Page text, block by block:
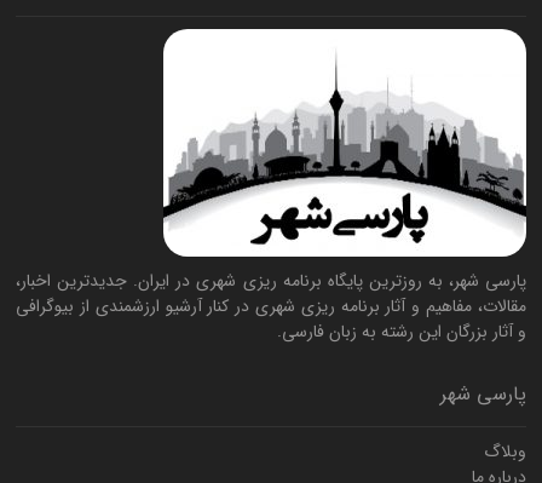
پارسی شهر، به روزترین پایگاه برنامه ریزی شهری در ایران. جدیدترین اخبار،
مقالات، مفاهیم و آثار برنامه ریزی شهری در کنار آرشیو ارزشمندی از بیوگرافی
و آثار بزرگان این رشته به زبان فارسی.
پارسی شهر
وبلاگ
درباره ما